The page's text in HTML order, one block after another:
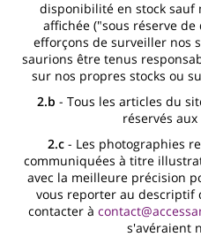
disponibilité en stock
affichée ("sous réserve
efforçons de surveiller nos
saurions être tenus
sur nos propres stocks ou
2.b - Tous les articles du
réservés
2.c- Les photographies
communiquées à titre
avec la meilleure précision
vous reporter au descriptif
contacter à
s'avéraient